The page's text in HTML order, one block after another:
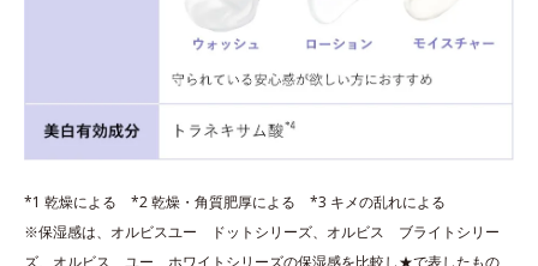
*1 乾燥による *2 乾燥・角質肥厚による *3 キメの乱れによる
※保湿感は、オルビスユー ドットシリーズ、オルビス ブライトシリー
ズ、オルビス ユー ホワイトシリーズの保湿感を比較し★で表したもの